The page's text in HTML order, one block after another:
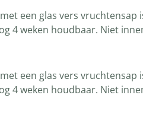
een glas vers
4 weken houdbaar. Niet
een glas vers
4 weken houdbaar. Niet